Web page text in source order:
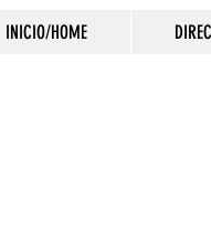
INICIO/HOME